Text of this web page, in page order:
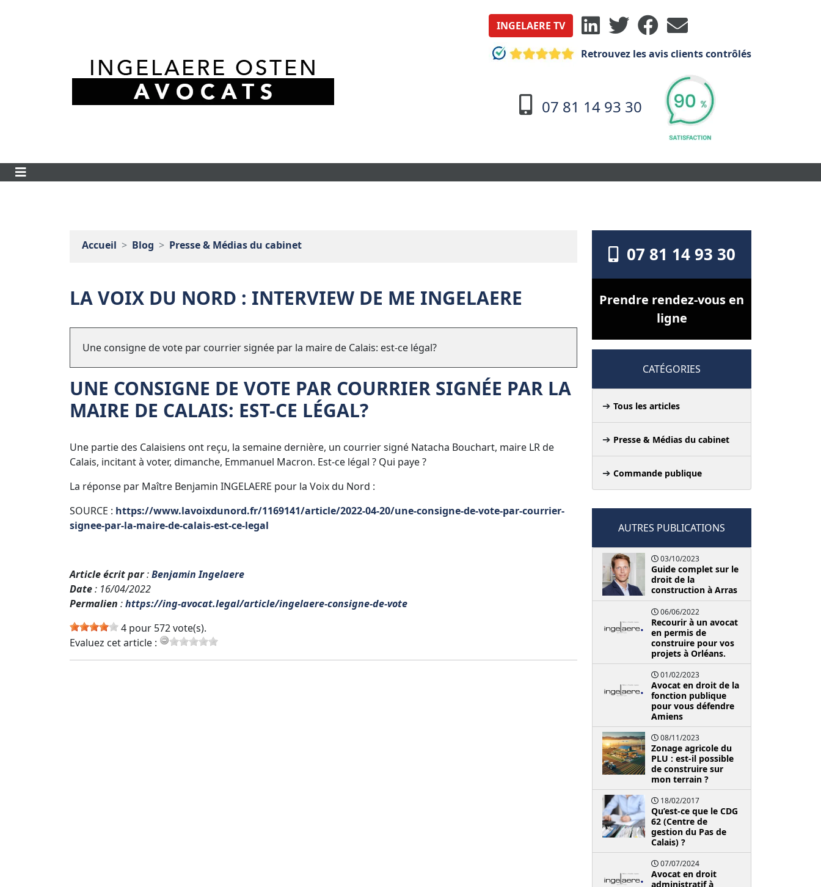
INGELAERE TV
Retrouvez les avis clients contrôlés
07 81 14 93 30
Accueil Blog Presse & Médias du cabinet
LA VOIX DU NORD : INTERVIEW DE ME INGELAERE
Une consigne de vote par courrier signée par la maire de Calais: est-ce légal?
UNE CONSIGNE DE VOTE PAR COURRIER SIGNÉE PAR LA
MAIRE DE CALAIS: EST-CE LÉGAL?
Une partie des Calaisiens ont reçu, la semaine dernière, un courrier signé Natacha Bouchart, maire LR de
Calais, incitant à voter, dimanche, Emmanuel Macron. Est-ce légal ? Qui paye ?
La réponse par Maître Benjamin INGELAERE pour la Voix du Nord :
SOURCE : https://www.lavoixdunord.fr/1169141/article/2022-04-20/une-consigne-de-vote-par-courrier-
signee-par-la-maire-de-calais-est-ce-legal
Article écrit par:Benjamin Ingelaere
Date: 16/04/2022
Permalien :https://ing-avocat.legal/article/ingelaere-consigne-de-vote
4 pour 572 vote(s).
Evaluez cet article :
07 81 14 93 30
Prendre rendez-vous en
ligne
CATÉGORIES
Tous les articles
Presse & Médias du cabinet
Commande publique
AUTRES PUBLICATIONS
03/10/2023
Guide complet sur le
droit de la
construction à Arras
06/06/2022
Recourir à un avocat
en permis de
construire pour vos
projets à Orléans.
01/02/2023
Avocat en droit de la
fonction publique
pour vous défendre
Amiens
08/11/2023
Zonage agricole du
PLU : est-il possible
de construire sur
mon terrain ?
18/02/2017
Qu’est-ce que le CDG
62 (Centre de
gestion du Pas de
Calais) ?
07/07/2024
Avocat en droit
administratif à